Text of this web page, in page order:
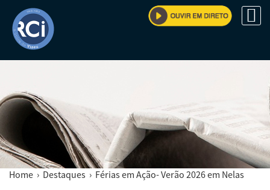
Home › Destaques › Férias em Ação- Verão 2026 em Nelas